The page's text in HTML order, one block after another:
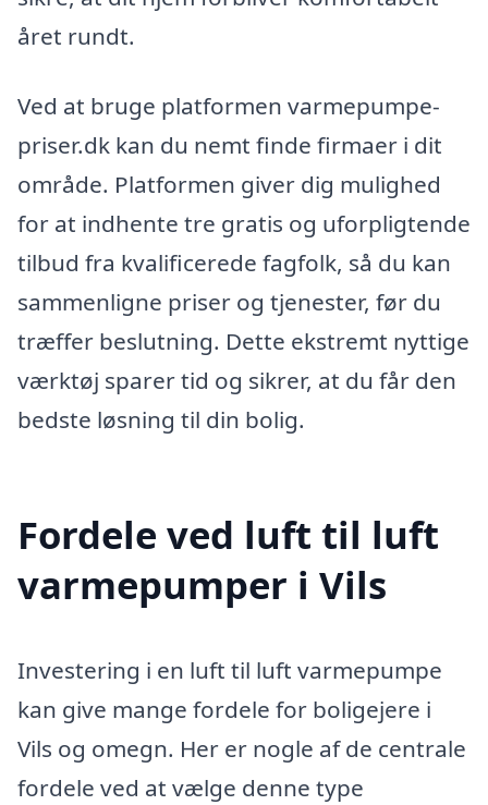
året rundt.
Ved at bruge platformen varmepumpe-
priser.dk kan du nemt finde firmaer i dit
område. Platformen giver dig mulighed
for at indhente tre gratis og uforpligtende
tilbud fra kvalificerede fagfolk, så du kan
sammenligne priser og tjenester, før du
træffer beslutning. Dette ekstremt nyttige
værktøj sparer tid og sikrer, at du får den
bedste løsning til din bolig.
Fordele ved luft til luft
varmepumper i Vils
Investering i en luft til luft varmepumpe
kan give mange fordele for boligejere i
Vils og omegn. Her er nogle af de centrale
fordele ved at vælge denne type